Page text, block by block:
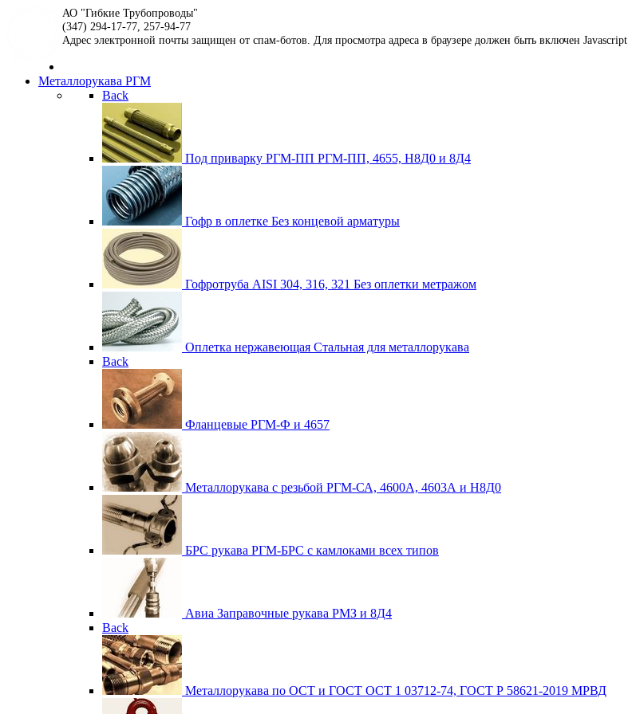
АО "Гибкие Трубопроводы"
(347) 294-17-77, 257-94-77
Адрес электронной почты защищен от спам-ботов. Для просмотра адреса в браузере должен быть включен Javascript.
Металлорукава РГМ
Back
Под приварку РГМ-ПП РГМ-ПП, 4655, Н8Д0 и 8Д4
Гофр в оплетке Без концевой арматуры
Гофротруба AISI 304, 316, 321 Без оплетки метражом
Оплетка нержавеющая Стальная для металлорукава
Back
Фланцевые РГМ-Ф и 4657
Металлорукава с резьбой РГМ-СА, 4600А, 4603А и Н8Д0
БРС рукава РГМ-БРС с камлоками всех типов
Авиа Заправочные рукава РМЗ и 8Д4
Back
Металлорукава по ОСТ и ГОСТ ОСТ 1 03712-74, ГОСТ Р 58621-2019 МРВД